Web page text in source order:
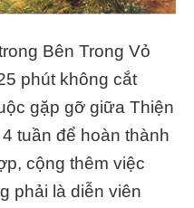
Bên Trong Vỏ
phút không cắt
gặp gỡ giữa Thiện
tuần để hoàn thành
cộng thêm việc
phải là diễn viên